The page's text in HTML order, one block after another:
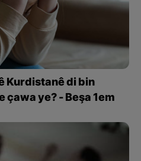
Kurdistanê di bin
ye? - Beşa 1em